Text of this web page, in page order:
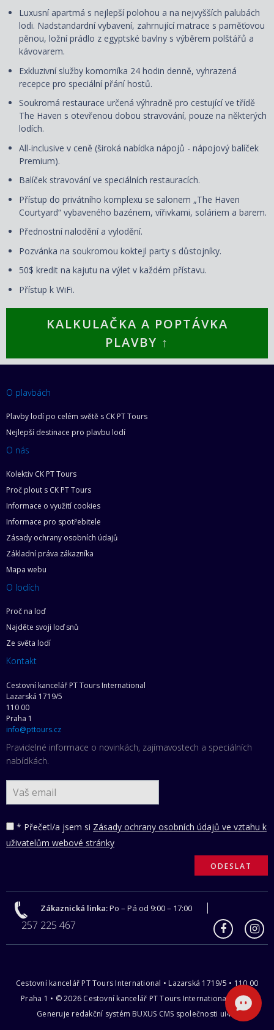
Luxusní apartmá s nejlepší polohou a na nejvyšších palubách
lodi. Nadstandardní vybavení, zahrnující matrace s paměťovou
pěnou, ložní prádlo z egyptské bavlny s výběrem polštářů a
kávovarem.
Exkluzivní služby komorníka 24 hodin denně, vyhrazená
recepce pro speciální přání hostů.
Soukromá restaurace určená výhradně pro cestující ve třídě
The Haven s otevřenou dobou stravování, pouze na některých
lodích.
All-inclusive v ceně (široká nabídka nápojů - nápojový balíček
Premium).
Balíček stravování ve speciálních restauracích.
Přístup do privátního komplexu se salonem „The Haven
Courtyard“ vybaveného bazénem, vířivkami, soláriem a barem.
Přednostní nalodění a vylodění.
Pozvánka na soukromou koktejl party s důstojníky.
50$ kredit na kajutu na výlet v každém přístavu.
Přístup k WiFi.
KALKULAČKA A POPTÁVKA
PLAVBY ↑
O plavbách
Plavby lodí po celém světě s CK PT Tours
Nejlepší destinace pro plavbu lodí
O nás
Kolektiv CK PT Tours
Proč plout s CK PT Tours
Informace o využití cookies
Informace pro spotřebitele
Zásady ochrany osobních údajů
Základní práva zákazníka
Mapa webu
O lodích
Proč na loď
Najděte svoji loď snů
Ze světa lodí
Kontakt
Cestovní kancelář PT Tours International
Lazarská 1719/5
110 00
Praha 1
info@pttours.cz
Pravidelné informace o novinkách, zajímavostech a speciálních
nabídkách.
* Přečetl/a jsem si Zásady ochrany osobních údajů ve vztahu k
uživatelům webové stránky
Zákaznická linka:Po – Pá od 9:00 – 17:00
257 225 467
Cestovní kancelář PT Tours International • Lazarská 1719/5 • 110 00
Praha 1 • © 2026 Cestovní kancelář PT Tours International s.r.o |
Generuje redakční systém BUXUS CMS společnosti ui42 .